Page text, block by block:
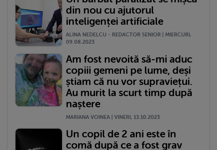
din nou cu ajutorul
inteligenței artificiale
ALINA NEDELCU - REDACTOR SENIOR | MIERCURI,
09.08.2023
Am fost nevoită să-mi aduc
copiii gemeni pe lume, deși
știam că nu vor supraviețui.
Au murit la scurt timp după
naștere
MARIANA VOINEA | VINERI, 13.10.2023
Un copil de 2 ani este în
comă după ce a fost grav